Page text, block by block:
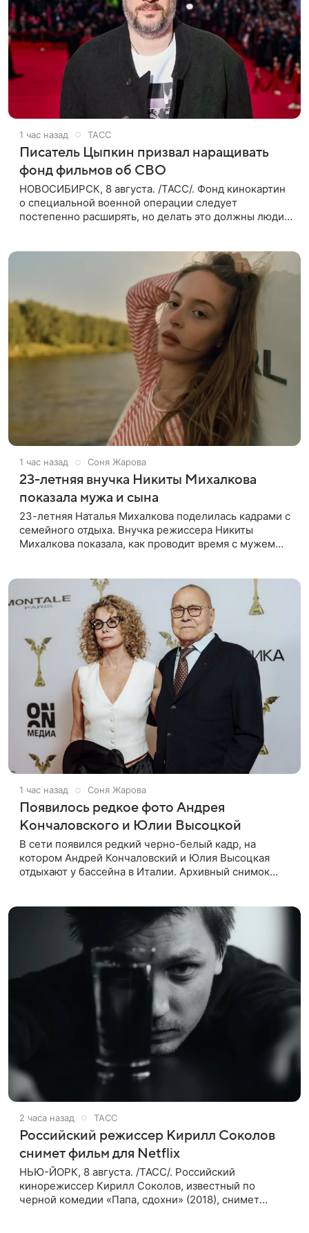
1 час назад ТАСС
Писатель Цыпкин призвал наращивать
фонд фильмов об СВО
НОВОСИБИРСК, 8 августа. /ТАСС/. Фонд кинокартин
о специальной военной операции следует
постепенно расширять, но делать это должны люди,
1 час назад Соня Жарова
23-летняя внучка Никиты Михалкова
показала мужа и сына
23-летняя Наталья Михалкова поделилась кадрами с
семейного отдыха. Внучка режиссера Никиты
Михалкова показала, как проводит время с мужем
1 час назад Соня Жарова
Появилось редкое фото Андрея
Кончаловского и Юлии Высоцкой
В сети появился редкий черно-белый кадр, на
котором Андрей Кончаловский и Юлия Высоцкая
отдыхают у бассейна в Италии. Архивный снимок
2 часа назад ТАСС
Российский режиссер Кирилл Соколов
снимет фильм для Netflix
НЬЮ-ЙОРК, 8 августа. /ТАСС/. Российский
кинорежиссер Кирилл Соколов, известный по
черной комедии «Папа, сдохни» (2018), снимет